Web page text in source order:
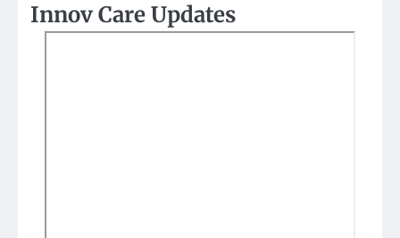
Innov Care Updates